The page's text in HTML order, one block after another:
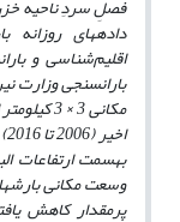
فصلِ سردِ ناحیه
داده­های روزانه
اقلیم‌شناسی و
مکانی 3 × 3 کیلومتر استفاده شده­است
به­سمت ارتفاعات
وسعت مکانی
پرمقدار کاهش